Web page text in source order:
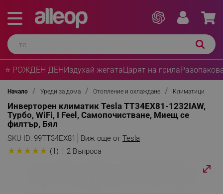
⭐ РОЖДЕН ДЕНИздухай жегатаЦарят на грила
Начало Уреди за дома Отопление и охлаждане Климатици
Инверторен климатик Tesla TT34EX81-1232IAW,
Турбо, WiFi, I Feel, Самопочистване, Миещ се
филтър, Бял
SKU ID: 99TT34EX81 Виж още от Tesla
★★★★★ (1) 2 Въпроса